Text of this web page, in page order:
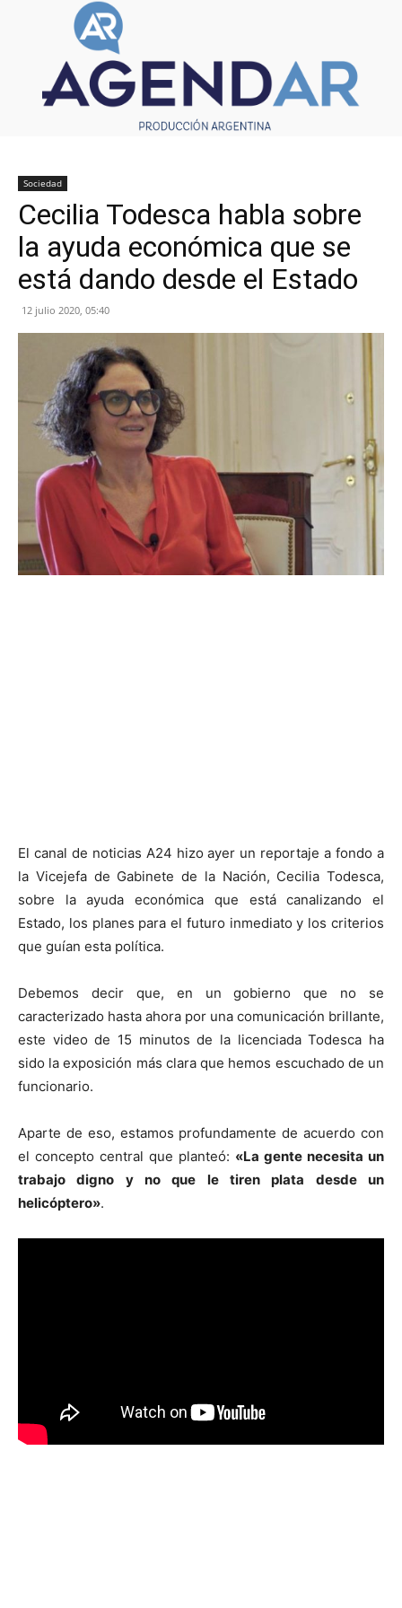
Sociedad
Cecilia Todesca habla sobre
la ayuda económica que se
está dando desde el Estado
12 julio 2020, 05:40
El canal de noticias A24 hizo ayer un reportaje a fondo a
la Vicejefa de Gabinete de la Nación, Cecilia Todesca,
sobre la ayuda económica que está canalizando el
Estado, los planes para el futuro inmediato y los criterios
que guían esta política.
Debemos decir que, en un gobierno que no se
caracterizado hasta ahora por una comunicación brillante,
este video de 15 minutos de la licenciada Todesca ha
sido la exposición más clara que hemos escuchado de un
funcionario.
Aparte de eso, estamos profundamente de acuerdo con
el concepto central que planteó: «La gente necesita un
trabajo digno y no que le tiren plata desde un
helicóptero».